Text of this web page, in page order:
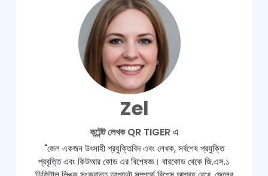
Zel
কন্টেন্ট লেখক QR TIGER এ
"জেল একজন উৎসাহী প্রযুক্তিবিদ এবং লেখক, সর্বশেষ প্রযুক্তি
প্রবৃত্তি এবং কিউআর কোড এর বিশেষজ্ঞ। বারকোড থেকে জি.এস.১